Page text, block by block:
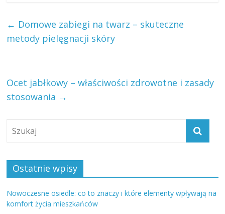
← Domowe zabiegi na twarz – skuteczne
metody pielęgnacji skóry
Ocet jabłkowy – właściwości zdrowotne i zasady
stosowania →
Ostatnie wpisy
Nowoczesne osiedle: co to znaczy i które elementy wpływają na
komfort życia mieszkańców